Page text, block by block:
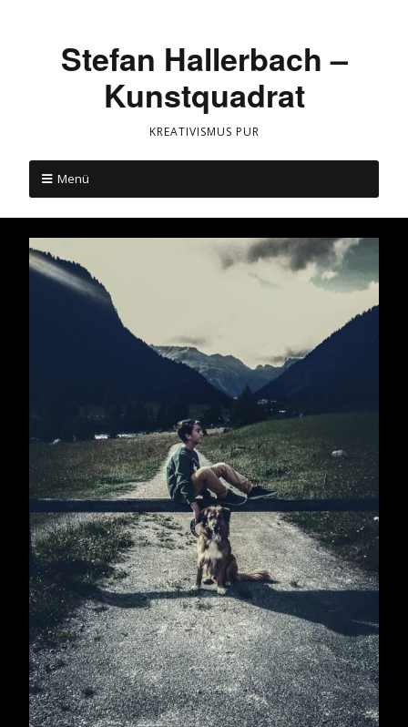
Stefan Hallerbach –
Kunstquadrat
KREATIVISMUS PUR
Menü